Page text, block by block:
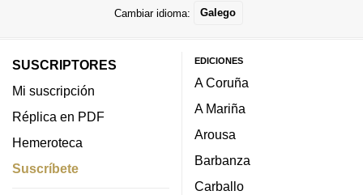
Cambiar idioma: Galego
SUSCRIPTORES
Mi suscripción
Réplica en PDF
Hemeroteca
Suscríbete
EDICIONES
A Coruña
A Mariña
Arousa
Barbanza
Carballo